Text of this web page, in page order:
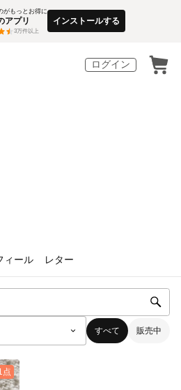
がもっとお得に
アプリ
3万件以上
インストールする
ログイン
ィール レター
すべて 販売中
点